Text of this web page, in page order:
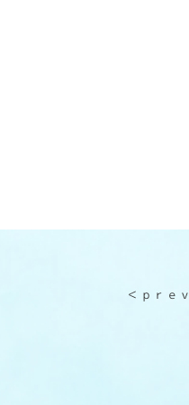
＜ｐｒｅｖ